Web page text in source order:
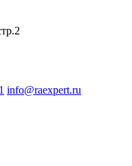
info@raexpert.ru